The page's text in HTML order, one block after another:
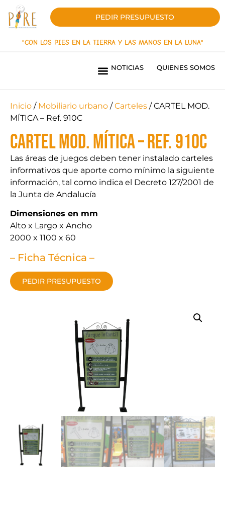
PEDIR PRESUPUESTO
"CON LOS PIES EN LA TIERRA Y LAS MANOS EN LA LUNA"
NOTICIAS QUIENES SOMOS
Inicio / Mobiliario urbano /Carteles / CARTEL MOD.
MÍTICA – Ref. 910C
CARTEL MOD. MÍTICA – Ref. 910C
Las áreas de juegos deben tener instalado carteles
informativos que aporte como mínimo la siguiente
información, tal como indica el Decreto 127/2001 de
la Junta de Andalucía
Dimensiones en mm
Alto x Largo x Ancho
2000 x 1100 x 60
– Ficha Técnica –
PEDIR PRESUPUESTO